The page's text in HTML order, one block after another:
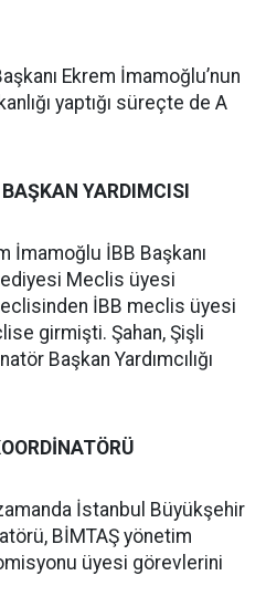
Ekrem İmamoğlu’nun
yaptığı süreçte de A
YARDIMCISI
İmamoğlu İBB Başkanı
Meclis üyesi
İBB meclis üyesi
girmişti. Şahan, Şişli
Başkan Yardımcılığı
İstanbul Büyükşehir
BİMTAŞ yönetim
üyesi görevlerini